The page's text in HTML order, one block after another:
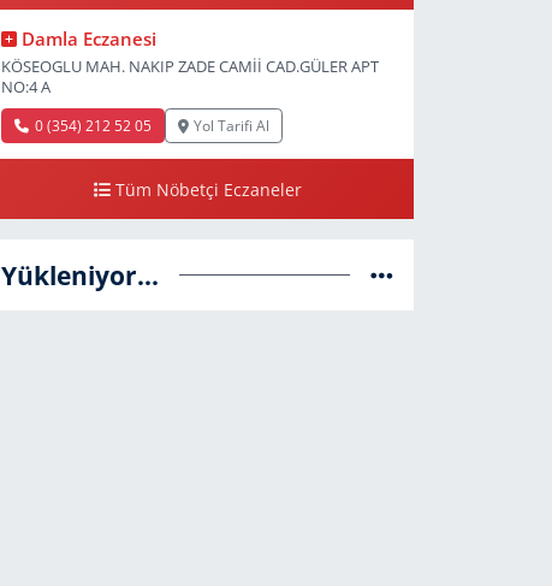
Damla Eczanesi
KÖSEOGLU MAH. NAKIP ZADE CAMİİ CAD.GÜLER APT
NO:4 A
0 (354) 212 52 05 Yol Tarifi Al
Tüm Nöbetçi Eczaneler
Yükleniyor...